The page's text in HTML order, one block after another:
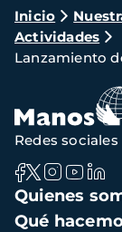
Ruta
de
Inicio
Actividades
Lanzamiento
Navegación
principal
Quienes
Qué
Redes sociales